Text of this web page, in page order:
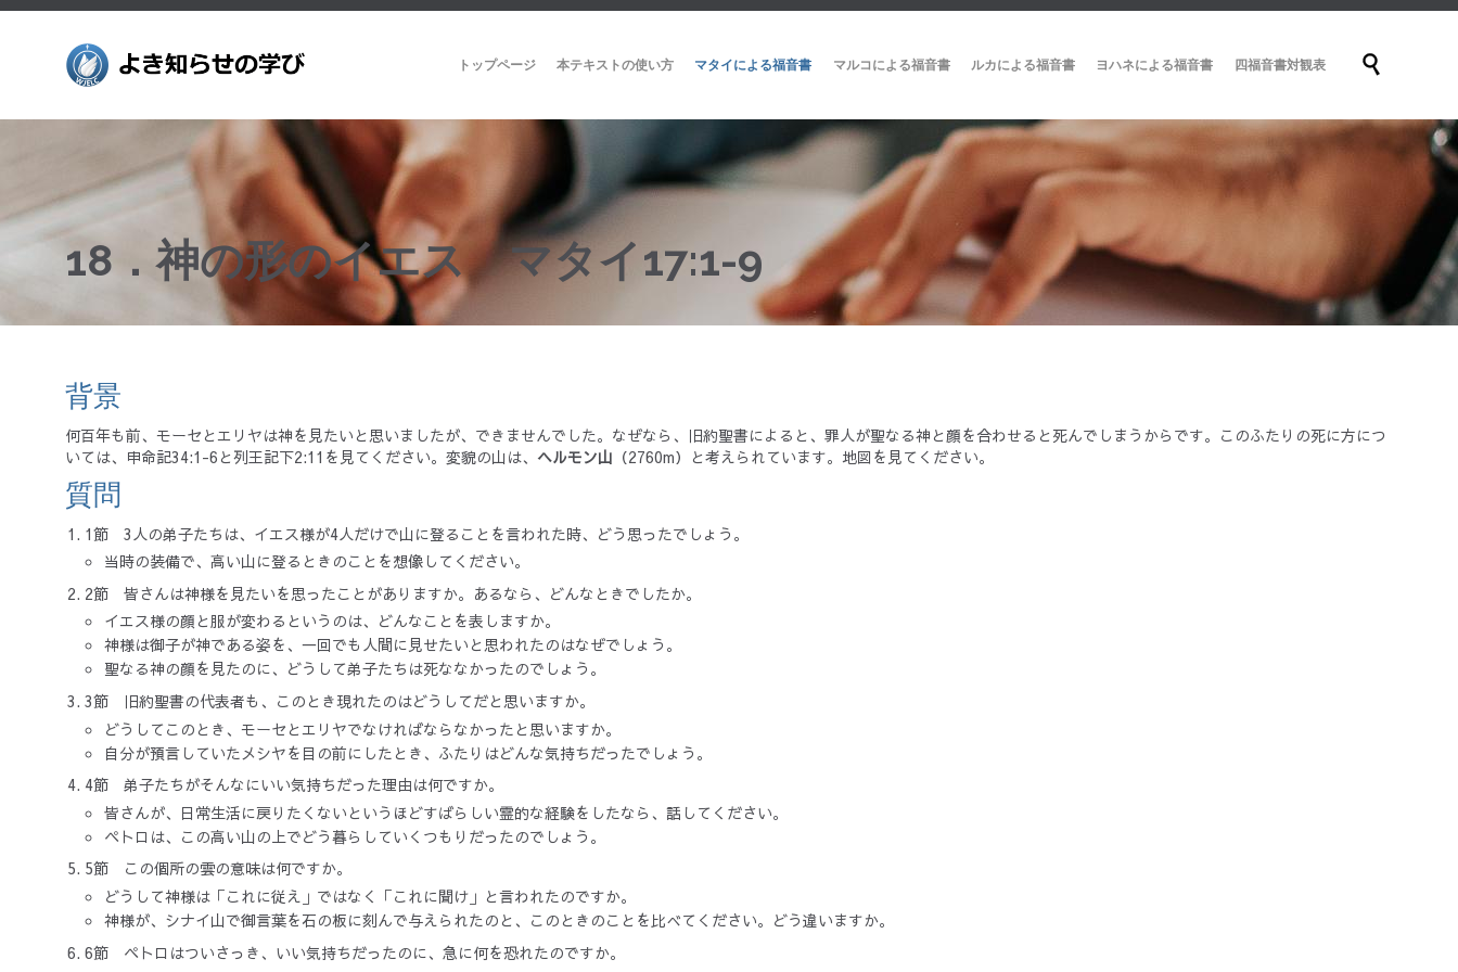
Skip
トップページ 本テキストの使い方 マタイによる福音書 マルコによる福音書 ルカによる福音書 ヨハネによる福音書 四福音書対観表 
18．神の形のイエス マタイ17:1-9
背景
何百年も前、モーセとエリヤは神を見たいと思いましたが、できませんでした。なぜなら、旧約聖書によると、罪人が聖なる神と顔を合わせると死んでしまうからです。このふたりの死に方につ
いては、申命記34:1-6と列王記下2:11を見てください。変貌の山は、 ヘルモン山 （2760m）と考えられています。地図を見てください。
質問
1節 3人の弟子たちは、イエス様が4人だけで山に登ることを言われた時、どう思ったでしょう。
当時の装備で、高い山に登るときのことを想像してください。
2節 皆さんは神様を見たいを思ったことがありますか。あるなら、どんなときでしたか。
イエス様の顔と服が変わるというのは、どんなことを表しますか。
神様は御子が神である姿を、一回でも人間に見せたいと思われたのはなぜでしょう。
聖なる神の顔を見たのに、どうして弟子たちは死ななかったのでしょう。
3節 旧約聖書の代表者も、このとき現れたのはどうしてだと思いますか。
どうしてこのとき、モーセとエリヤでなければならなかったと思いますか。
自分が預言していたメシヤを目の前にしたとき、ふたりはどんな気持ちだったでしょう。
4節 弟子たちがそんなにいい気持ちだった理由は何ですか。
皆さんが、日常生活に戻りたくないというほどすばらしい霊的な経験をしたなら、話してください。
ペトロは、この高い山の上でどう暮らしていくつもりだったのでしょう。
5節 この個所の雲の意味は何ですか。
どうして神様は「これに従え」ではなく「これに聞け」と言われたのですか。
神様が、シナイ山で御言葉を石の板に刻んで与えられたのと、このときのことを比べてください。どう違いますか。
6節 ペトロはついさっき、いい気持ちだったのに、急に何を恐れたのですか。